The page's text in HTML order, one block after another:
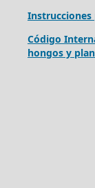
Instrucciones
Código
hongos y